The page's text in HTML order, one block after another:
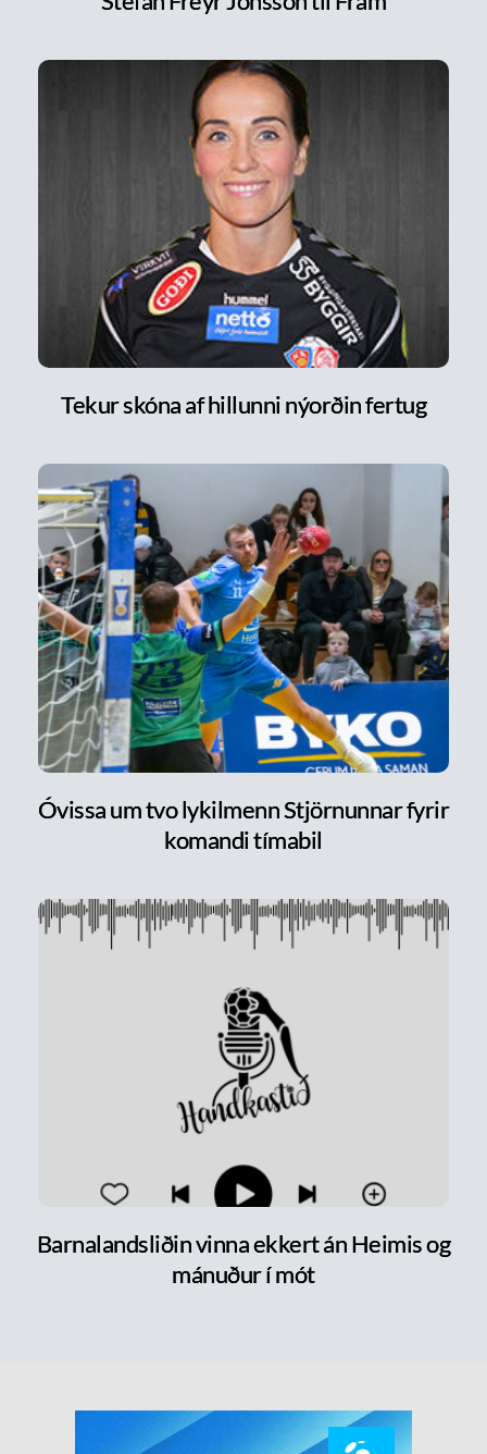
Tekur skóna af hillunni nýorðin fertug
Óvissa um tvo lykilmenn Stjörnunnar fyrir
komandi tímabil
Barnalandsliðin vinna ekkert án Heimis og
mánuður í mót